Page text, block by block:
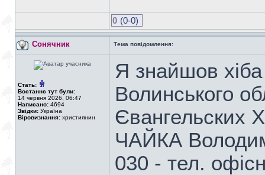
0 (0-0)
Сонячник Тема повідомлення:
Стать:
Востаннє тут були:
14 червня 2026, 06:47
Написано: 4694
Звідки: Україна
Віровизнання: християнин
Я знайшов
Волинського
Євангельских
ЧАЙКА
030 - тел.